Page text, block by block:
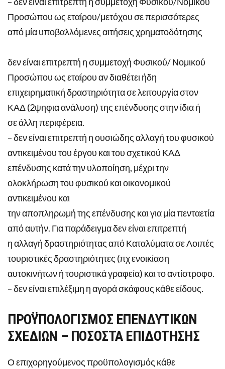
Προσώπου ως εταίρου/μετόχου σε περισσότερες
από μία υποβαλλόμενες αιτήσεις χρηματοδότησης
δεν είναι επιτρεπτή η συμμετοχή Φυσικού/ Νομικού
Προσώπου ως εταίρου αν διαθέτει ήδη
επιχειρηματική δραστηριότητα σε λειτουργία στον
ΚΑΔ (2ψηφια ανάλυση) της επένδυσης στην ίδια ή
σε άλλη περιφέρεια.
– δεν είναι επιτρεπτή η ουσιώδης αλλαγή του φυσικού
αντικειμένου του έργου και του σχετικού ΚΑΔ
επένδυσης κατά την υλοποίηση, μέχρι την
ολοκλήρωση του φυσικού και οικονομικού
αντικειμένου και
την αποπληρωμή της επένδυσης και για μία πενταετία
από αυτήν. Για παράδειγμα δεν είναι επιτρεπτή
η αλλαγή δραστηριότητας από Καταλύματα σε Λοιπές
τουριστικές δραστηριότητες (πχ ενοικίαση
αυτοκινήτων ή τουριστικά γραφεία) και το αντίστροφο.
– δεν είναι επιλέξιμη η αγορά σκάφους κάθε είδους.
ΠΡΟΫΠΟΛΟΓΙΣΜΟΣ ΕΠΕΝΔΥΤΙΚΩΝ
ΣΧΕΔΙΩΝ – ΠΟΣΟΣΤΑ ΕΠΙΔΟΤΗΣΗΣ
Ο επιχορηγούμενος προϋπολογισμός κάθε